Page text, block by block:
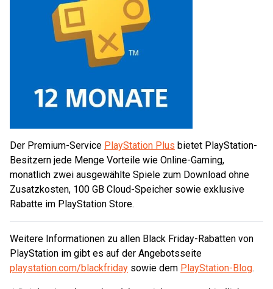
Der Premium-Service PlayStation Plus bietet PlayStation-
Besitzern jede Menge Vorteile wie Online-Gaming,
monatlich zwei ausgewählte Spiele zum Download ohne
Zusatzkosten, 100 GB Cloud-Speicher sowie exklusive
Rabatte im PlayStation Store.
Weitere Informationen zu allen Black Friday-Rabatten von
PlayStation im gibt es auf der Angebotsseite
playstation.com/blackfriday sowie dem PlayStation-Blog.